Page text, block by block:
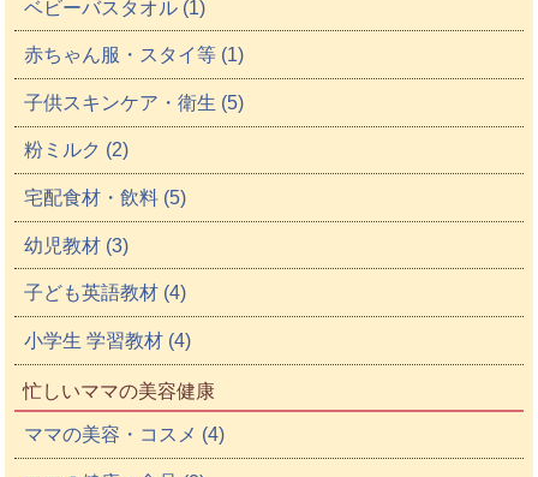
ベビーバスタオル (1)
赤ちゃん服・スタイ等 (1)
子供スキンケア・衛生 (5)
粉ミルク (2)
宅配食材・飲料 (5)
幼児教材 (3)
子ども英語教材 (4)
小学生 学習教材 (4)
忙しいママの美容健康
ママの美容・コスメ (4)